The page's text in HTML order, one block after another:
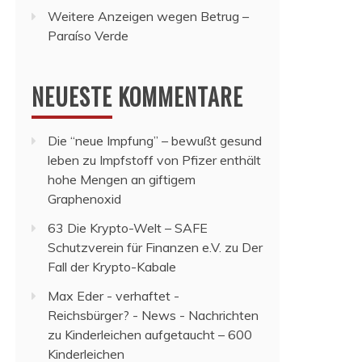
Weitere Anzeigen wegen Betrug –
Paraíso Verde
NEUESTE KOMMENTARE
Die “neue Impfung” – bewußt gesund
leben zu Impfstoff von Pfizer enthält
hohe Mengen an giftigem
Graphenoxid
63 Die Krypto-Welt – SAFE
Schutzverein für Finanzen e.V. zu Der
Fall der Krypto-Kabale
Max Eder - verhaftet -
Reichsbürger? - News - Nachrichten
zu Kinderleichen aufgetaucht – 600
Kinderleichen